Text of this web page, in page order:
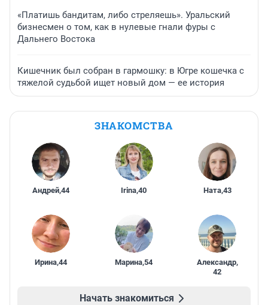
«Платишь бандитам, либо стреляешь». Уральский
бизнесмен о том, как в нулевые гнали фуры с
Дальнего Востока
Кишечник был собран в гармошку: в Югре кошечка с
тяжелой судьбой ищет новый дом — ее история
ЗНАКОМСТВА
Андрей,44 Irina,40 Ната,43
Ирина,44 Марина,54 Александр,
42
Начать знакомиться